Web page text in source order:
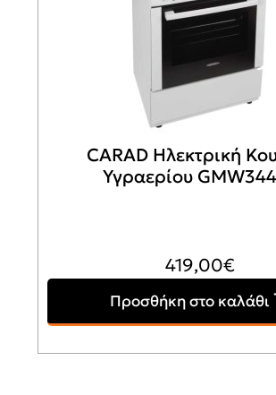
CARAD Ηλεκτρική
Υγραερίου
419,00€
Προσθήκη στο καλάθι